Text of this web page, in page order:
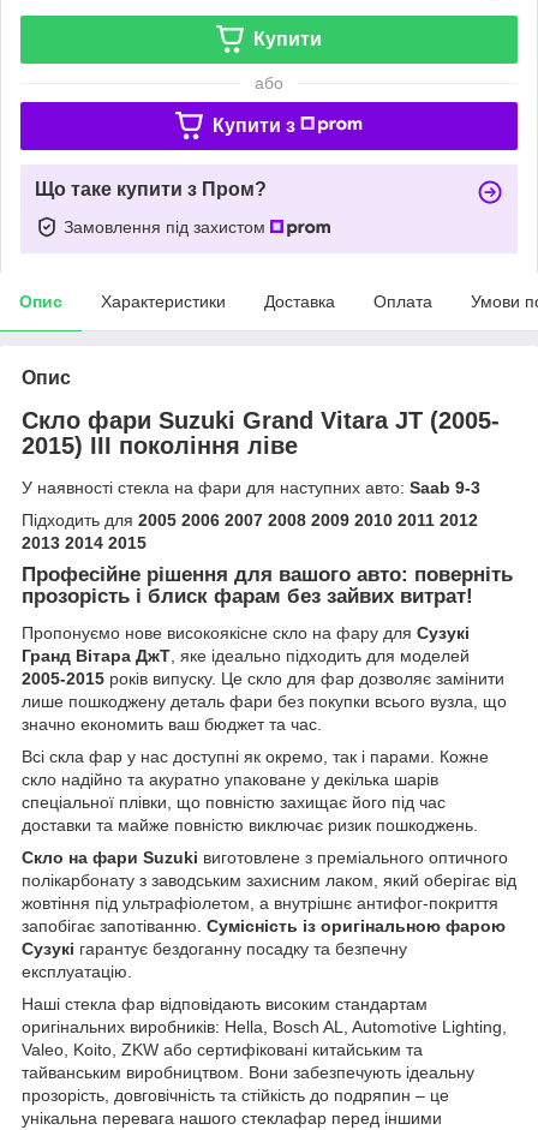
Купити
або
Купити з
Що таке купити з Пром?
Замовлення під захистом
Опис Характеристики Доставка Оплата Умови
Опис
Скло фари Suzuki Grand Vitara JT (2005-
2015) III покоління ліве
У наявності стекла на фари для наступних авто: Saab 9-3
Підходить для 2005 2006 2007 2008 2009 2010 2011 2012
2013 2014 2015
Професійне рішення для вашого авто: поверніть
прозорість і блиск фарам без зайвих витрат!
Пропонуємо нове високоякісне скло на фару для Сузукі
Гранд Вітара ДжТ, яке ідеально підходить для моделей
2005-2015 років випуску. Це скло для фар дозволяє замінити
лише пошкоджену деталь фари без покупки всього вузла, що
значно економить ваш бюджет та час.
Всі скла фар у нас доступні як окремо, так і парами. Кожне
скло надійно та акуратно упаковане у декілька шарів
спеціальної плівки, що повністю захищає його під час
доставки та майже повністю виключає ризик пошкоджень.
Скло на фари Suzuki виготовлене з преміального оптичного
полікарбонату з заводським захисним лаком, який оберігає від
жовтіння під ультрафіолетом, а внутрішнє антифог-покриття
запобігає запотіванню. Сумісність із оригінальною фарою
Сузукі гарантує бездоганну посадку та безпечну
експлуатацію.
Наші стекла фар відповідають високим стандартам
оригінальних виробників: Hella, Bosch AL, Automotive Lighting,
Valeo, Koito, ZKW або сертифіковані китайським та
тайванським виробництвом. Вони забезпечують ідеальну
прозорість, довговічність та стійкість до подряпин – це
унікальна перевага нашого стеклафар перед іншими